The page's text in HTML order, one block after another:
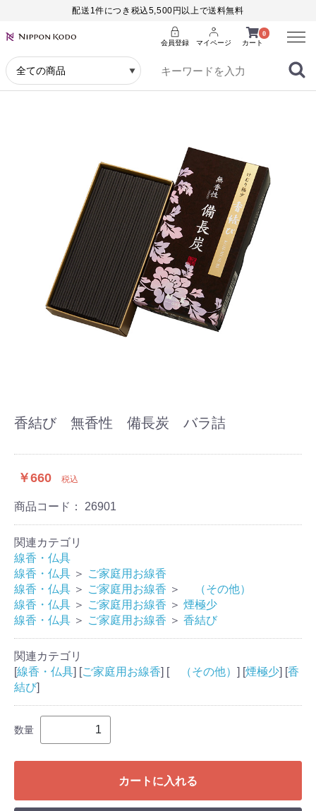
配送1件につき税込5,500円以上で送料無料
0
カート
会員登録 マイページ
Menu
香結び 無香性 備長炭 バラ詰
￥660 税込
商品コード： 26901
関連カテゴリ
線香・仏具
線香・仏具 ＞ ご家庭用お線香
線香・仏具 ＞ ご家庭用お線香 ＞
（その他）
線香・仏具 ＞ ご家庭用お線香 ＞ 煙極少
線香・仏具 ＞ ご家庭用お線香 ＞ 香結び
関連カテゴリ
[線香・仏具] [ご家庭用お線香] [（その他） ] [煙極少] [香
結び]
数量
カートに入れる